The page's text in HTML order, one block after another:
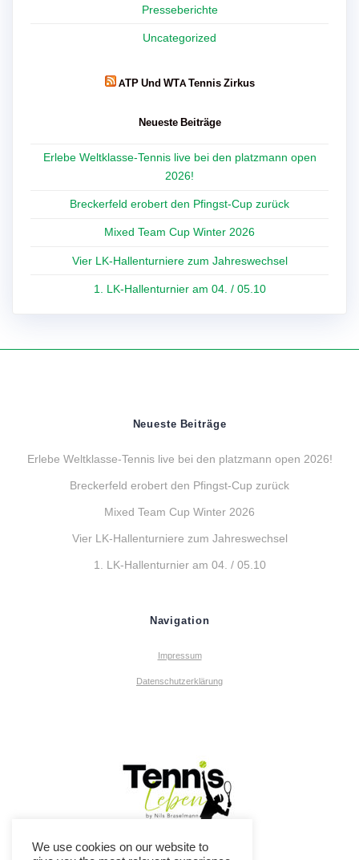
Presseberichte
Uncategorized
ATP Und WTA Tennis Zirkus
Neueste Beiträge
Erlebe Weltklasse-Tennis live bei den platzmann open
2026!
Breckerfeld erobert den Pfingst-Cup zurück
Mixed Team Cup Winter 2026
Vier LK-Hallenturniere zum Jahreswechsel
1. LK-Hallenturnier am 04. / 05.10
Neueste Beiträge
Erlebe Weltklasse-Tennis live bei den platzmann open 2026!
Breckerfeld erobert den Pfingst-Cup zurück
Mixed Team Cup Winter 2026
Vier LK-Hallenturniere zum Jahreswechsel
1. LK-Hallenturnier am 04. / 05.10
Navigation
Impressum
Datenschutzerklärung
We use cookies on our website to